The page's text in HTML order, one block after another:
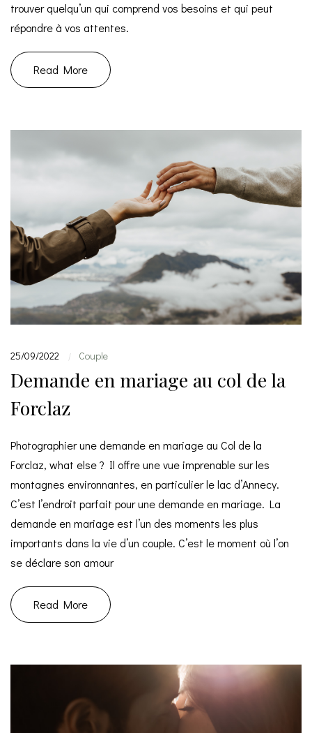
trouver quelqu’un qui comprend vos besoins et qui peut
répondre à vos attentes.
Read More
25/09/2022 | Couple
Demande en mariage au col de la
Forclaz
Photographier une demande en mariage au Col de la
Forclaz, what else ? Il offre une vue imprenable sur les
montagnes environnantes, en particulier le lac d’Annecy.
C’est l’endroit parfait pour une demande en mariage. La
demande en mariage est l’un des moments les plus
importants dans la vie d’un couple. C’est le moment où l’on
se déclare son amour
Read More